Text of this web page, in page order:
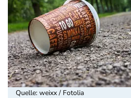
Quelle: weixx / Fotolia